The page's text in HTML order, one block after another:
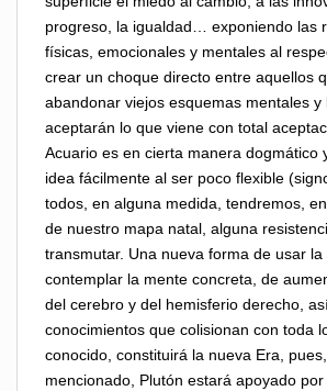
progreso, la igualdad… exponiendo las
físicas, emocionales y mentales al
crear un choque directo entre aquellos
abandonar viejos esquemas mentales y
aceptarán lo que viene con total
Acuario es en cierta manera dogmático
idea fácilmente al ser poco flexible
todos, en alguna medida, tendremos,
de nuestro mapa natal, alguna
transmutar. Una nueva forma de usar
contemplar la mente concreta, de
del cerebro y del hemisferio derecho,
conocimientos que colisionan con toda
conocido, constituirá la nueva Era,
mencionado, Plutón estará apoyado